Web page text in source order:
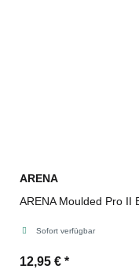
ARENA
ARENA Moulded Pro II
Sofort verfügbar
12,95 € *